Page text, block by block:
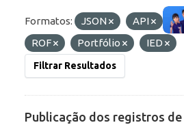
Formatos: JSON API
ROF
Portfólio IED
Filtrar Resultados
Publicação dos registros